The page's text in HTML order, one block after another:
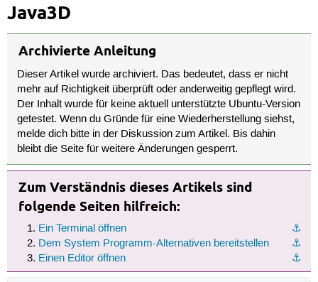
Java3D
Archivierte Anleitung
Dieser Artikel wurde archiviert. Das bedeutet, dass er nicht
mehr auf Richtigkeit überprüft oder anderweitig gepflegt wird.
Der Inhalt wurde für keine aktuell unterstützte Ubuntu-Version
getestet. Wenn du Gründe für eine Wiederherstellung siehst,
melde dich bitte in der Diskussion zum Artikel. Bis dahin
bleibt die Seite für weitere Änderungen gesperrt.
Zum Verständnis dieses Artikels sind
folgende Seiten hilfreich:
⚓︎
Ein Terminal öffnen
⚓︎
Dem System Programm-Alternativen bereitstellen
⚓︎
Einen Editor öffnen